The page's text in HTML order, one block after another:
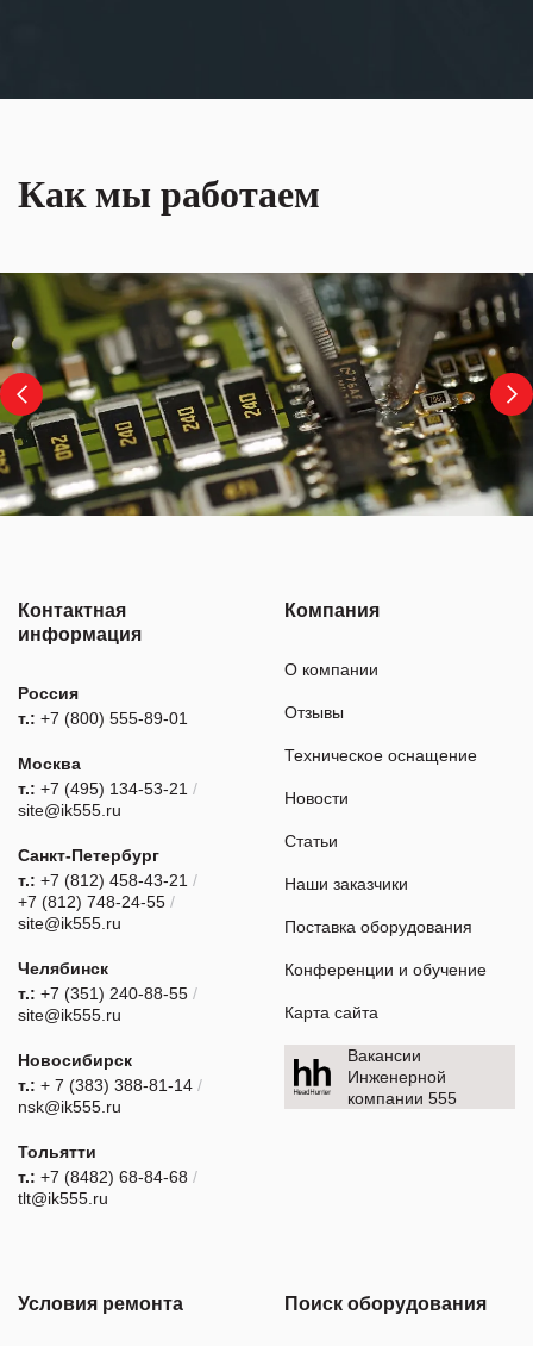
Как мы работаем
Контактная
информация
Россия
т.: +7 (800) 555-89-01
Москва
т.: +7 (495) 134-53-21 /
site@ik555.ru
Санкт-Петербург
т.: +7 (812) 458-43-21 /
+7 (812) 748-24-55 /
site@ik555.ru
Челябинск
т.: +7 (351) 240-88-55 /
site@ik555.ru
Новосибирск
т.: + 7 (383) 388-81-14 /
nsk@ik555.ru
Тольятти
т.: +7 (8482) 68-84-68 /
tlt@ik555.ru
Компания
О компании
Отзывы
Техническое оснащение
Новости
Статьи
Наши заказчики
Поставка оборудования
Конференции и обучение
Карта сайта
Вакансии
Инженерной
компании 555
Условия ремонта Поиск оборудования